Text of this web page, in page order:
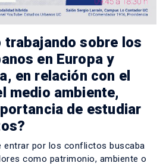
trabajando sobre los
en Europa y
en relación con el
medio ambiente,
de estudiar
entrar por los conflictos buscaba
como patrimonio, ambiente o